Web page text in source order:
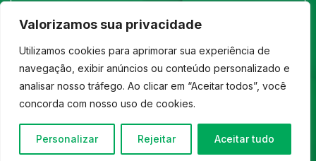
Valorizamos sua privacidade
Utilizamos cookies para aprimorar sua experiência de
navegação, exibir anúncios ou conteúdo personalizado e
analisar nosso tráfego. Ao clicar em “Aceitar todos”, você
concorda com nosso uso de cookies.
Personalizar Rejeitar Aceitar tudo
LOCALIZAÇÃO